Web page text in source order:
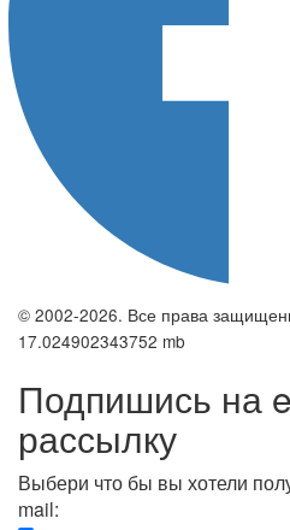
© 2002-2026. Все права
17.024902343752 mb
Подпишись на
рассылку
Выбери что бы вы хотели
mail: